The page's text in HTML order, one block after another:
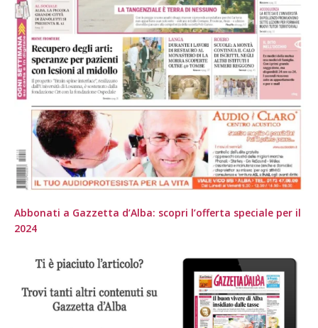
Abbonati a Gazzetta d’Alba: scopri l’offerta speciale per il
2024